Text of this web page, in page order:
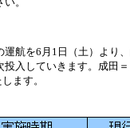
航を6月1日（土）より
投入していきます。成
ます。